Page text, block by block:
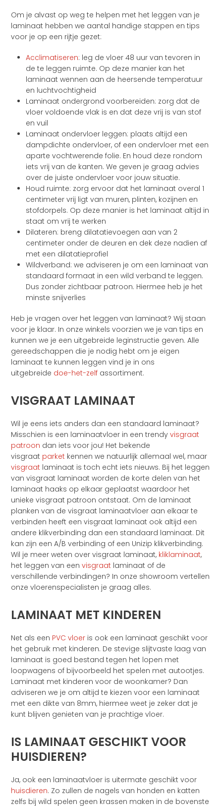
Om je alvast op weg te helpen met het leggen van je
laminaat hebben we aantal handige stappen en tips
voor je op een rijtje gezet:
Acclimatiseren: leg de vloer 48 uur van tevoren in
de te leggen ruimte. Op deze manier kan het
laminaat wennen aan de heersende temperatuur
en luchtvochtigheid
Laminaat ondergrond voorbereiden: zorg dat de
vloer voldoende vlak is en dat deze vrij is van stof
en vuil
Laminaat ondervloer leggen: plaats altijd een
dampdichte ondervloer, of een ondervloer met een
aparte vochtwerende folie. En houd deze rondom
iets vrij van de kanten. We geven je graag advies
over de juiste ondervloer voor jouw situatie.
Houd ruimte: zorg ervoor dat het laminaat overal 1
centimeter vrij ligt van muren, plinten, kozijnen en
stofdorpels. Op deze manier is het laminaat altijd in
staat om vrij te werken
Dilateren: breng dilatatievoegen aan van 2
centimeter onder de deuren en dek deze nadien af
met een dilatatieprofiel
Wildverband: we adviseren je om een laminaat van
standaard formaat in een wild verband te leggen.
Dus zonder zichtbaar patroon. Hiermee heb je het
minste snijverlies
Heb je vragen over het leggen van laminaat? Wij staan
voor je klaar. In onze winkels voorzien we je van tips en
kunnen we je een uitgebreide leginstructie geven. Alle
gereedschappen die je nodig hebt om je eigen
laminaat te kunnen leggen vind je in ons
uitgebreide doe-het-zelf assortiment.
VISGRAAT LAMINAAT
Wil je eens iets anders dan een standaard laminaat?
Misschien is een laminaatvloer in een trendyvisgraat
patroon dan iets voor jou! Het bekende
visgraat parket kennen we natuurlijk allemaal wel, maar
visgraat laminaat is toch echt iets nieuws. Bij het leggen
van visgraat laminaat worden de korte delen van het
laminaat haaks op elkaar geplaatst waardoor het
unieke visgraat patroon ontstaat. Om de laminaat
planken van de visgraat laminaatvloer aan elkaar te
verbinden heeft een visgraat laminaat ook altijd een
andere klikverbinding dan een standaard laminaat. Dit
kan zijn een A/B verbinding of een Unizip klikverbinding.
Wil je meer weten over visgraat laminaat, kliklaminaat,
het leggen van eenvisgraat laminaat of de
verschillende verbindingen? In onze showroom vertellen
onze vloerenspecialisten je graag alles.
LAMINAAT MET KINDEREN
Net als een PVC vloer is ook een laminaat geschikt voor
het gebruik met kinderen. De stevige slijtvaste laag van
laminaat is goed bestand tegen het lopen met
loopwagens of bijvoorbeeld het spelen met autootjes.
Laminaat met kinderen voor de woonkamer? Dan
adviseren we je om altijd te kiezen voor een laminaat
met een dikte van 8mm, hiermee weet je zeker dat je
kunt blijven genieten van je prachtige vloer.
IS LAMINAAT GESCHIKT VOOR
HUISDIEREN?
Ja, ook een laminaatvloer is uitermate geschikt voor
huisdieren. Zo zullen de nagels van honden en katten
zelfs bij wild spelen geen krassen maken in de bovenste